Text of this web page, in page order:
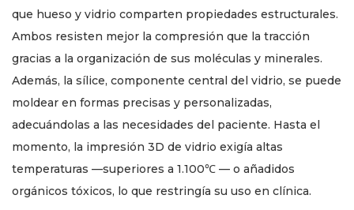
que hueso y vidrio comparten propiedades estructurales.
Ambos resisten mejor la compresión que la tracción
gracias a la organización de sus moléculas y minerales.
Además, la sílice, componente central del vidrio, se puede
moldear en formas precisas y personalizadas,
adecuándolas a las necesidades del paciente. Hasta el
momento, la impresión 3D de vidrio exigía altas
temperaturas —superiores a 1.100℃ — o añadidos
orgánicos tóxicos, lo que restringía su uso en clínica.